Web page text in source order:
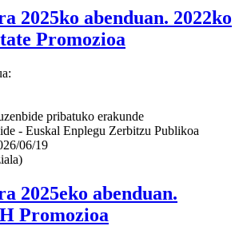
2025ko abenduan. 2022ko
Promozioa
pribatuko erakunde
- Euskal Enplegu Zerbitzu Publikoa
06/19
2025eko abenduan.
Promozioa